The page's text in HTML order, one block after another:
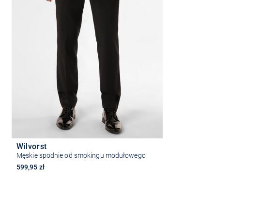
Wilvorst
Męskie spodnie od smokingu modułowego
599,95 zł